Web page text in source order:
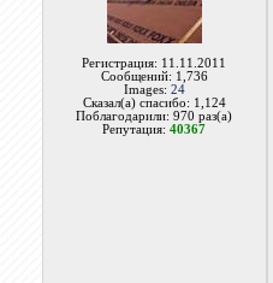
Регистрация: 11.11.2011
Сообщений: 1,736
Images: 24
Сказал(а) спасибо: 1,124
Поблагодарили: 970 раз(а)
Репутация:40367